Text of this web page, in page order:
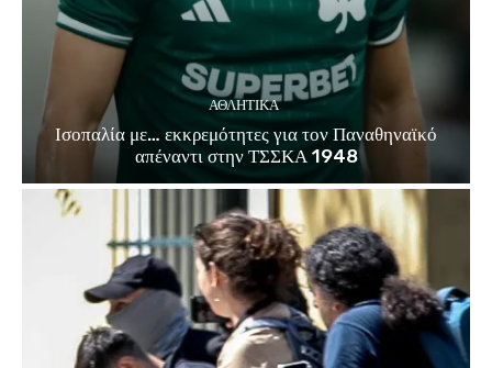
ΑΘΛΗΤΙΚΑ
Ισοπαλία με… εκκρεμότητες για τον Παναθηναϊκό
απέναντι στην ΤΣΣΚΑ 1948